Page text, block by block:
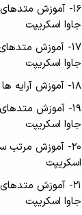
16- آموزش
جاوا اسکریپت
17- آموزش
جاوا اسکریپت
18- آموزش آرایه ها در جاوا اسکریپت
19- آموزش متدهای
جاوا اسکریپت
20- آموزش مرتب
اسکریپت
21- آموزش متدهای
جاوا اسکریپت